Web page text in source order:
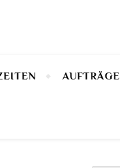
AUFTRÄGE